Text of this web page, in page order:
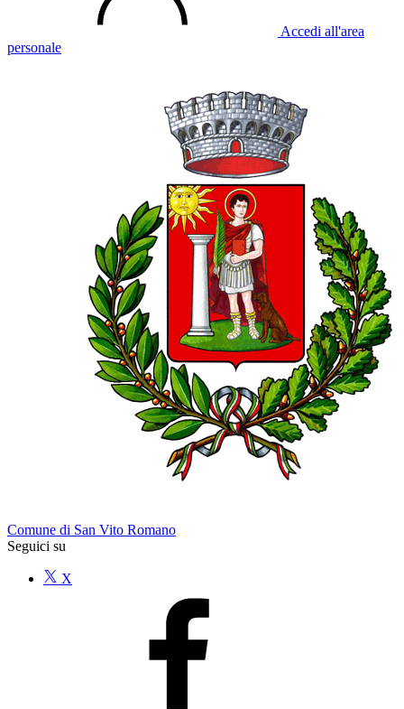
Accedi all'area
personale
Comune di San Vito Romano
Seguici su
X